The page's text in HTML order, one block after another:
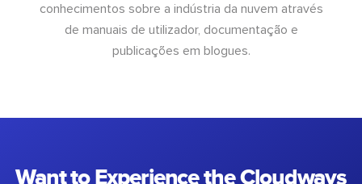
conhecimentos sobre a indústria da nuvem através
de manuais de utilizador, documentação e
publicações em blogues.
Want to Experience the Cloudways